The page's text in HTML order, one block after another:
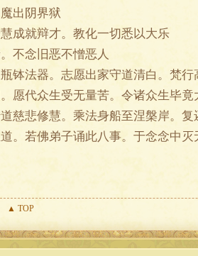
出阴界狱
就辩才。教化一切悉以大乐
不念旧恶不憎恶人
法器。志愿出家守道清白。梵行
代众生受无量苦。令诸众生毕竟
悲修慧。乘法身船至涅槃岸。复
。若佛弟子诵此八事。于念念中
▲ TOP